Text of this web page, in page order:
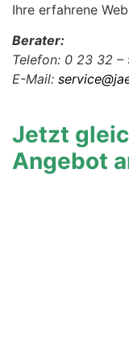
Ihre erfahrene
Berater:
Telefon: 0 23 32 –
E-Mail:
Jetzt
Angebot